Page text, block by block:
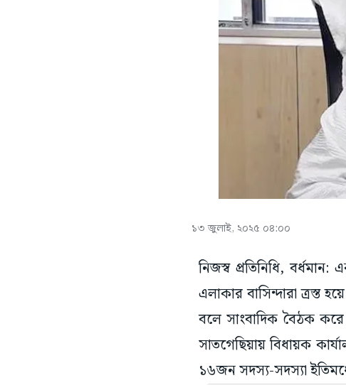
১৩ জুলাই, ২০২৫ ০৪:০০
নিজস্ব প্রতিনিধি, বর্ধমান:
এলাকার বাসিন্দারা ত্রস্ত
বলে সাংবাদিক বৈঠক করে
সাতগেছিয়ায় বিধায়ক
১৬জন সদস্য-সদস্যা